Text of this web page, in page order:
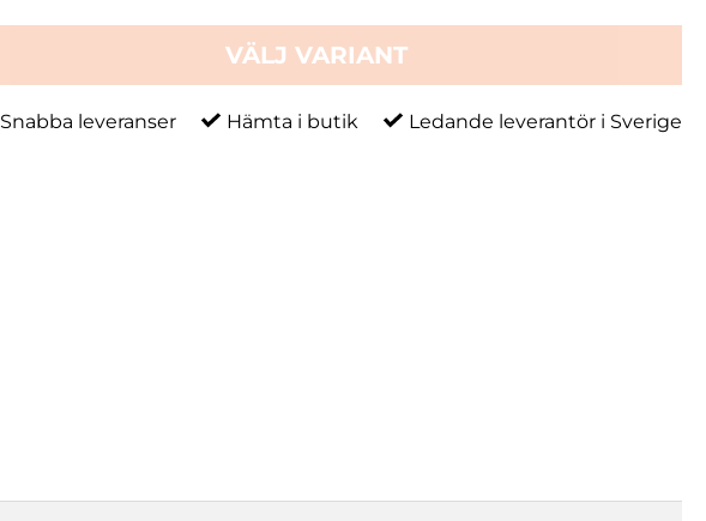
VÄLJ VARIANT
Snabba leveranser Hämta i butik Ledande leverantör i Sverige